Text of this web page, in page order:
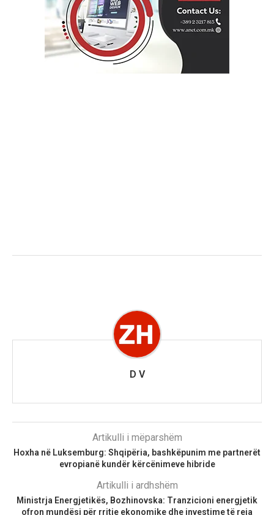
D V
Artikulli i mëparshëm
Hoxha në Luksemburg: Shqipëria, bashkëpunim me partnerët
evropianë kundër kërcënimeve hibride
Artikulli i ardhshëm
Ministrja Energjetikës, Bozhinovska: Tranzicioni energjetik
ofron mundësi për rritje ekonomike dhe investime të reja